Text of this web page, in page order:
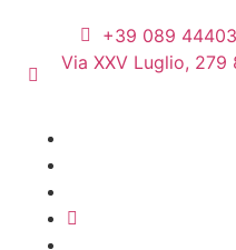
+39 089
Via XXV Luglio, 279